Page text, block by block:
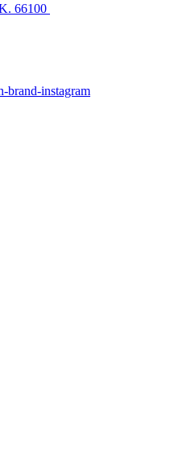
66100
brand-instagram